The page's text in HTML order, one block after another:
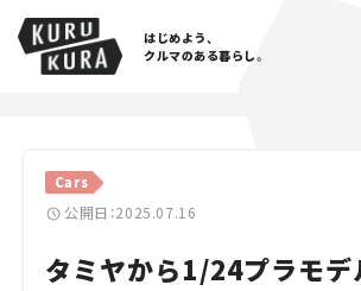
はじめよう、
クルマのある暮らし。
Cars
公開日：2025.07.16
タミヤから1/24プラモデ
Cars
Lifestyle